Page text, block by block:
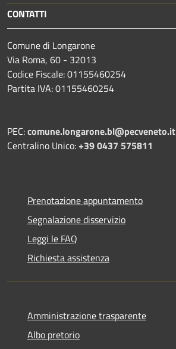
CONTATTI
Comune di Longarone
Via Roma, 60 - 32013
Codice Fiscale: 01155460254
Partita IVA: 01155460254
PEC:comune.longarone.bl@pecveneto.it
Centralino Unico:+39 0437 575811
Prenotazione appuntamento
Segnalazione disservizio
Leggi le FAQ
Richiesta assistenza
Amministrazione trasparente
Albo pretorio